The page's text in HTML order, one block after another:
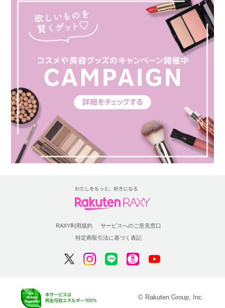
RAXY利用規約
サービスへのご意見窓口
特定商取引法に基づく表記
© Rakuten Group, Inc.